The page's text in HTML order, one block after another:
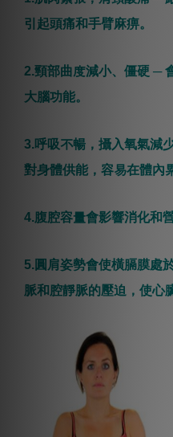
引起頭痛和手臂麻痹。
2.頸部曲度減小、僵硬 ─
大腦功能。
3.呼吸不暢，攝入氧氣減
對身體供能，容易在體內
4.腹腔容量會影響消化和
5.圓肩姿勢會使橫膈膜處
脈和腔靜脈的壓迫，使心